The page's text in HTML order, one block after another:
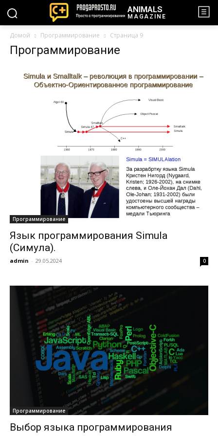
ANIMALS
MAGAZINE
Домой Программирование Страница 9
Программирование
Программирование
Язык программирования Simula
(Симула).
admin - 29.05.2024 0
Программирование
Выбор языка программирования